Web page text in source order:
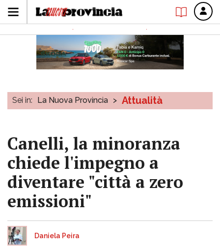
Sei in: La Nuova Provincia > Attualità
Canelli, la minoranza
chiede l'impegno a
diventare "città a zero
emissioni"
Daniela Peira